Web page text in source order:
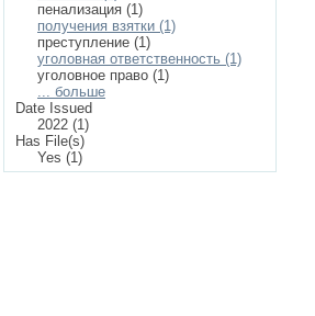
пенализация (1)
получения взятки (1)
преступление (1)
уголовная ответственность (1)
уголовное право (1)
... больше
Date Issued
2022 (1)
Has File(s)
Yes (1)